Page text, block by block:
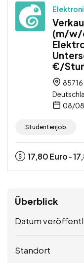
(m/w/
€/
85716
08/
Studentenjob
17,80Euro -
Überblick
Datum
Standort